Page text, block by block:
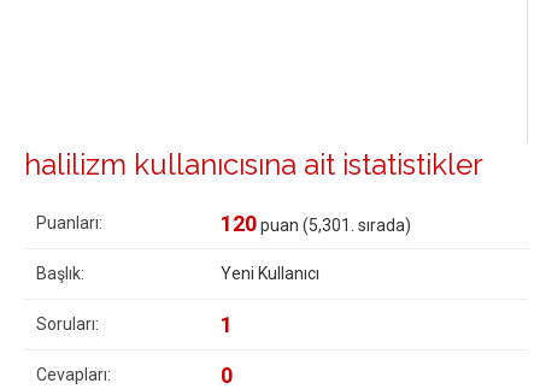
halilizm kullanıcısına ait istatistikler
Puanları: 120puan (5,301 . sırada)
Başlık: Yeni Kullanıcı
Soruları: 1
Cevapları: 0